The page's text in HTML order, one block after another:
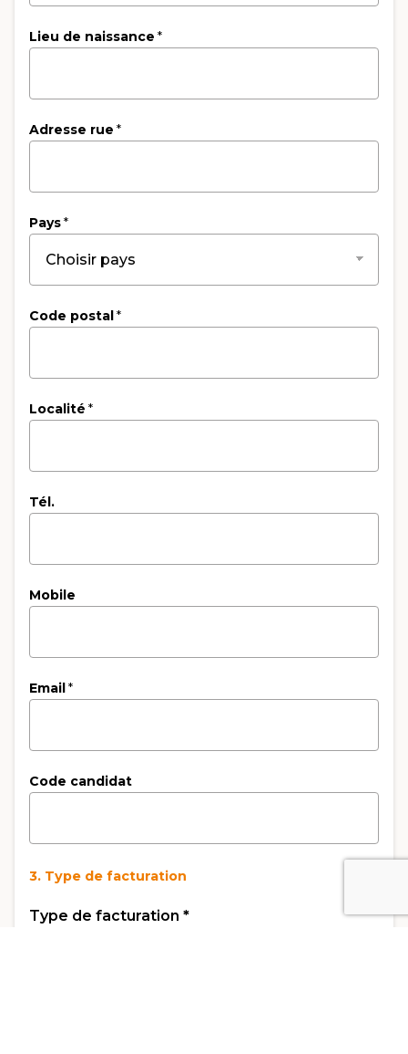
Lieu de naissance *
Adresse rue *
Pays*
Code postal *
Localité *
Tél.
Mobile
Email *
Code candidat
3. Type de facturation
Type de facturation *